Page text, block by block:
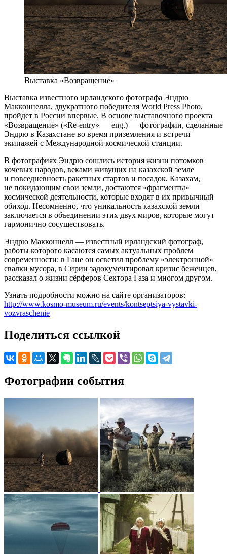
Выставка «Возвращение»
Выставка известного ирландского фотографа Эндрю
Макконнелла, двукратного победителя World Press Photo,
пройдет в России впервые. В основе выставочного проекта
«Возвращение» («Re-entry» — eng.) — фотографии, сделанные
Эндрю в Казахстане во время приземления и встречи
экипажей с Международной космической станции.
В фотографиях Эндрю сошлись история жизни потомков
кочевых народов, веками живущих на казахской земле
и повседневность ракетных стартов и посадок. Казахам,
не покидающим свои земли, достаются «фрагменты»
космической деятельности, которые входят в их привычный
обиход. Несомненно, что уникальность казахской земли
заключается в объединении этих двух миров, которые могут
гармонично сосуществовать.
Эндрю Макконнелл — известный ирландский фотограф,
работы которого касаются самых актуальных проблем
современности: в Гане он осветил проблему «электронной»
свалки мусора, в Сирии задокументировал кризис беженцев,
рассказал о жизни сёрферов Сектора Газа и многом другом.
Узнать подробности можно на сайте организаторов:
http://www.kosmo-museum.ru/events/kontseptsiya-vystavki-
vozvraschenie
Поделиться ссылкой
Фотографии события